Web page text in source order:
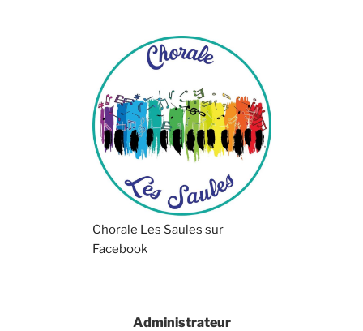
Chorale Les Saules sur
Facebook
Administrateur